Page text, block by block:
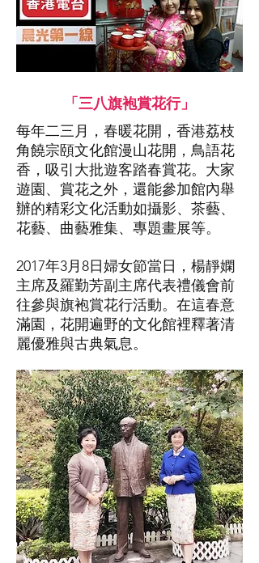
「三八旗袍賞花行」
每年二三月，春暖花開，香港荔枝
角饒宗頤文化館漫山花開，鳥語花
香，吸引大批遊客踏春賞花。大家
遊園、賞花之外，還能參加館內舉
辦的精彩文化活動如攝影、茶藝、
花藝、曲藝雅集、專題畫展等。
2017年3月8日婦女節當日，楊靜嫻
主席及羅勤芳副主席代表禮儀會前
往參與旗袍賞花行活動。在這春意
滿園，花開遍野的文化館裡釋著清
麗優雅與古典氣息。